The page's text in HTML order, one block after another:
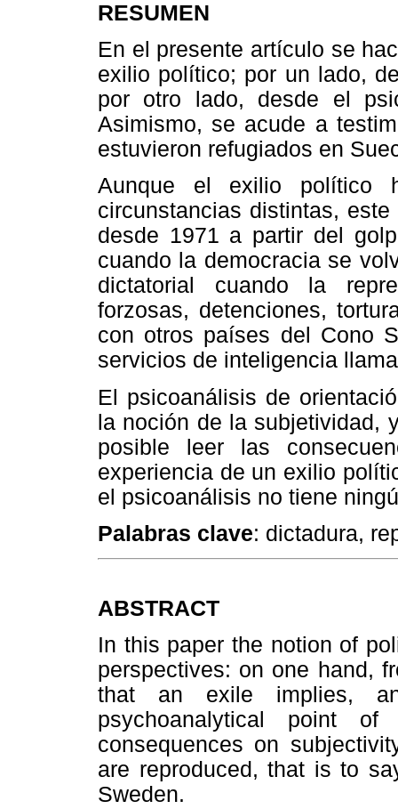
RESUMEN
En el presente artículo se
exilio político; por un lado,
por otro lado, desde el
Asimismo, se acude a
estuvieron refugiados en
Aunque el exilio político
circunstancias distintas,
desde 1971 a partir del
cuando la democracia se
dictatorial cuando la
forzosas, detenciones,
con otros países del Cono
servicios de inteligencia
El psicoanálisis de
la noción de la subjetividad,
posible leer las
experiencia de un exilio
el psicoanálisis no tiene
Palabras clave: dictadura,
ABSTRACT
In this paper the notion of
perspectives: on one hand,
that an exile implies,
psychoanalytical point
consequences on
are reproduced, that is to
Sweden.